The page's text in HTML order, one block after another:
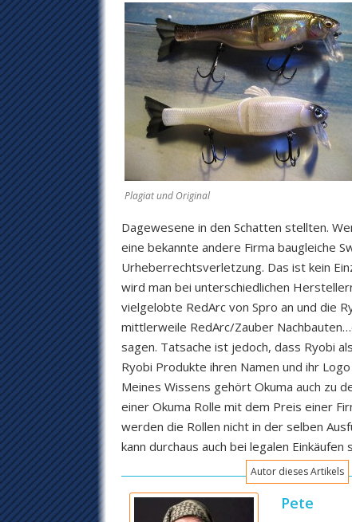
Plagiat und Original
Dagewesene in den Schatten stellten.
eine bekannte andere Firma baugleiche
Urheberrechtsverletzung. Das ist kein
wird man bei unterschiedlichen
vielgelobte RedArc von Spro an und die
mittlerweile RedArc/Zauber
sagen. Tatsache ist jedoch, dass Ryobi
Ryobi Produkte ihren Namen und ihr
Meines Wissens gehört Okuma auch zu
einer Okuma Rolle mit dem Preis einer
werden die Rollen nicht in der selben
kann durchaus auch bei legalen
Autor dieses Artikels
Pete